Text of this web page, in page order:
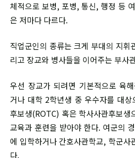
체적으로 보병, 포병, 통신, 행정 등
은 저마다 다르다.
직업군인의 종류는 크게 부대의 지휘
리고 장교와 병사들을 이어주는 부사
우선 장교가 되려면 기본적으로 육
거나 대학 2학년생 중 우수자를 대
후보생(ROTC) 혹은 학사사관후보생
교육과 훈련을 받아야 한다. 여군의
에 입학하거나 간호사관학교, 학군사
다.